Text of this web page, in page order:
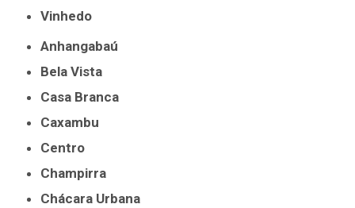
Vinhedo
Anhangabaú
Bela Vista
Casa Branca
Caxambu
Centro
Champirra
Chácara Urbana